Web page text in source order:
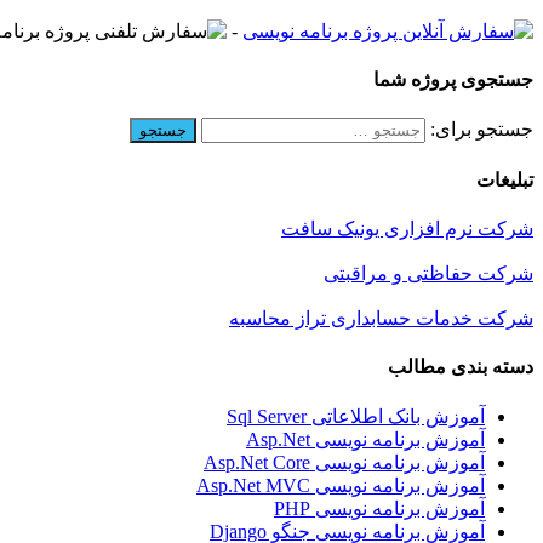
-
جستجوی پروژه شما
جستجو برای:
تبلیغات
شرکت نرم افزاری یونیک سافت
شرکت حفاظتی و مراقبتی
شرکت خدمات حسابداری تراز محاسبه
دسته بندی مطالب
آموزش بانک اطلاعاتی Sql Server
آموزش برنامه نویسی Asp.Net
آموزش برنامه نویسی Asp.Net Core
آموزش برنامه نویسی Asp.Net MVC
آموزش برنامه نویسی PHP
آموزش برنامه نویسی جنگو Django